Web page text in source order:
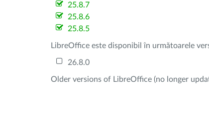
25.8.7
25.8.6
25.8.5
LibreOffice este disponibil în următoarele
26.8.0
Older versions of LibreOffice (no longer